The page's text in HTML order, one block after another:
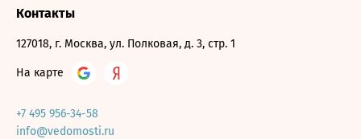
Контакты
127018, г. Москва, ул. Полковая, д. 3, стр. 1
На карте
+7 495 956-34-58
info@vedomosti.ru